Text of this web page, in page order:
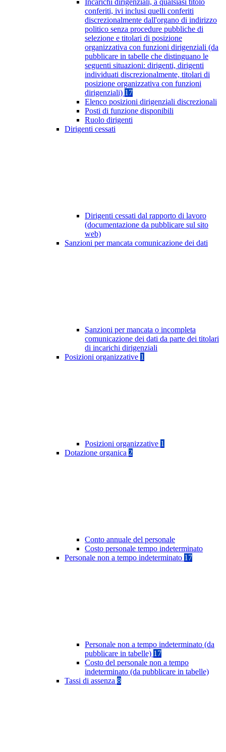
Incarichi dirigenziali, a qualsiasi titolo
conferiti, ivi inclusi quelli conferiti
discrezionalmente dall'organo di indirizzo
politico senza procedure pubbliche di
selezione e titolari di posizione
organizzativa con funzioni dirigenziali (da
pubblicare in tabelle che distinguano le
seguenti situazioni: dirigenti, dirigenti
individuati discrezionalmente, titolari di
posizione organizzativa con funzioni
dirigenziali) 17
Elenco posizioni dirigenziali discrezionali
Posti di funzione disponibili
Ruolo dirigenti
Dirigenti cessati
Dirigenti cessati dal rapporto di lavoro
(documentazione da pubblicare sul sito
web)
Sanzioni per mancata comunicazione dei dati
Sanzioni per mancata o incompleta
comunicazione dei dati da parte dei titolari
di incarichi dirigenziali
Posizioni organizzative 1
Posizioni organizzative 1
Dotazione organica 2
Conto annuale del personale
Costo personale tempo indeterminato
Personale non a tempo indeterminato 17
Personale non a tempo indeterminato (da
pubblicare in tabelle) 17
Costo del personale non a tempo
indeterminato (da pubblicare in tabelle)
Tassi di assenza 8